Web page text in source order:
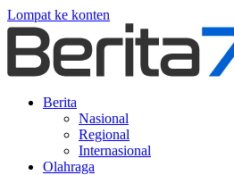
Lompat ke konten
Berita
Nasional
Regional
Internasional
Olahraga